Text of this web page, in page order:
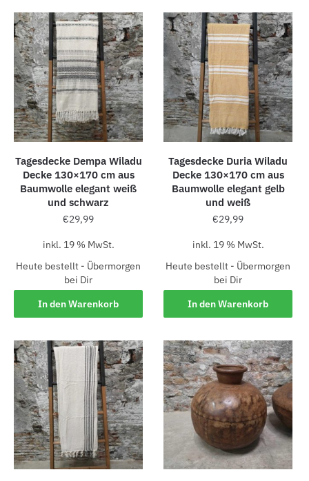
Tagesdecke Dempa Wiladu
Decke 130×170 cm aus
Baumwolle elegant weiß
und schwarz
€29,99
inkl. 19 % MwSt.
Heute bestellt - Übermorgen
bei Dir
In den Warenkorb
Tagesdecke Duria Wiladu
Decke 130×170 cm aus
Baumwolle elegant gelb
und weiß
€29,99
inkl. 19 % MwSt.
Heute bestellt - Übermorgen
bei Dir
In den Warenkorb